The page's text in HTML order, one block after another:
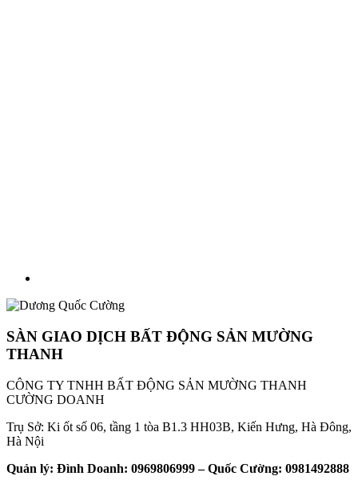
SÀN GIAO DỊCH BẤT ĐỘNG SẢN MƯỜNG
THANH
CÔNG TY TNHH BẤT ĐỘNG SẢN MƯỜNG THANH
CƯỜNG DOANH
Trụ Sở: Ki ốt số 06, tầng 1 tòa B1.3 HH03B, Kiến Hưng, Hà Đông,
Hà Nội
Quản lý: Đình Doanh: 0969806999 – Quốc Cường: 0981492888